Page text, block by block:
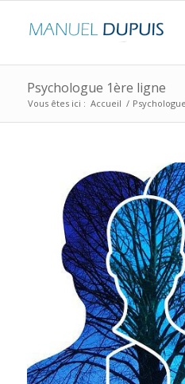
Psychologue 1ère ligne
Vous êtes ici : Accueil /